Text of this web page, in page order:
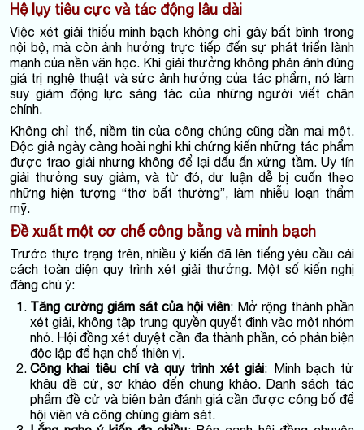
Hệ lụy tiêu cực và tác động lâu dài
Việc xét giải thiếu minh bạch không chỉ gây bất bình trong
nội bộ, mà còn ảnh hưởng trực tiếp đến sự phát triển lành
mạnh của nền văn học. Khi giải thưởng không phản ánh đúng
giá trị nghệ thuật và sức ảnh hưởng của tác phẩm, nó làm
suy giảm động lực sáng tác của những người viết chân
chính.
Không chỉ thế, niềm tin của công chúng cũng dần mai một.
Độc giả ngày càng hoài nghi khi chứng kiến những tác phẩm
được trao giải nhưng không để lại dấu ấn xứng tầm. Uy tín
giải thưởng suy giảm, và từ đó, dư luận dễ bị cuốn theo
những hiện tượng “thơ bất thường”, làm nhiễu loạn thẩm
mỹ.
Đề xuất một cơ chế công bằng và minh bạch
Trước thực trạng trên, nhiều ý kiến đã lên tiếng yêu cầu cải
cách toàn diện quy trình xét giải thưởng. Một số kiến nghị
đáng chú ý:
Tăng cường giám sát của hội viên: Mở rộng thành phần
xét giải, không tập trung quyền quyết định vào một nhóm
nhỏ. Hội đồng xét duyệt cần đa thành phần, có phản biện
độc lập để hạn chế thiên vị.
Công khai tiêu chí và quy trình xét giải: Minh bạch từ
khâu đề cử, sơ khảo đến chung khảo. Danh sách tác
phẩm đề cử và biên bản đánh giá cần được công bố để
hội viên và công chúng giám sát.